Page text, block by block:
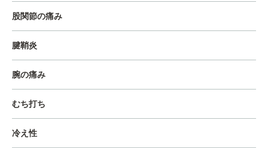
股関節の痛み
腱鞘炎
腕の痛み
むち打ち
冷え性